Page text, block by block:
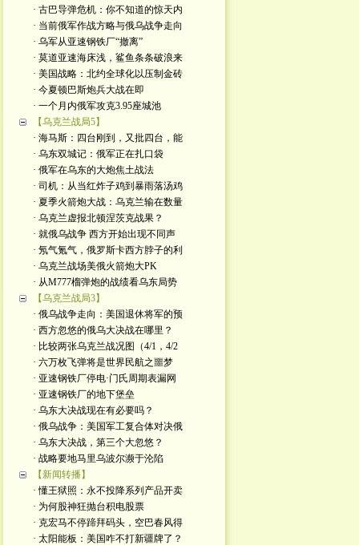
· 古巴导弹危机：你不知道的惊天内
· 当前俄军作战方略与俄乌战争走向
· 乌军从亚速钢铁厂“撤离”
· 莫道亚速海床浅，鲨鱼条条破浪来
· 美国战略：北约全球化以压制金砖
· 今夏顿巴斯炮兵大战在即
· 一个月内俄军攻克3.95座城池
【乌克兰战局5】
· 海马斯：四台刚到，又批四台，能
· 乌东双城记：俄军正在扎口袋
· 俄军在乌东的大炮焦土战法
· 司机：从当红炸子鸡到暴雨落汤鸡
· 夏季火箭炮大战：乌克兰输在数量
· 乌克兰虚报北顿涅茨克战果？
· 就俄乌战争 西方开始出现不同声
· 氖气氪气，俄罗斯卡西方脖子的利
· 乌克兰战场美俄火箭炮大PK
· 从M777榴弹炮的战绩看乌东局势
【乌克兰战局3】
· 俄乌战争走向：美国退休将军的预
· 西方忽悠的俄乌大决战在哪里？
· 比较两张乌克兰战况图（4/1，4/2
· 六万枚飞弹将是世界民航之噩梦
· 亚速钢铁厂停电·门氏周期表漏网
· 亚速钢铁厂的地下堡垒
· 乌东大决战现在有必要吗？
· 俄乌战争：美国军工复合体对决俄
· 乌东大决战，第三个大忽悠？
· 战略要地马里乌波尔濒于沦陷
【新闻转播】
· 懂王狱照：永不投降系列产品开卖
· 为何股神狂抛台积电股票
· 克宏马不停蹄拜码头，空巴春风得
· 太阳能板：美国咋不打新疆牌了？